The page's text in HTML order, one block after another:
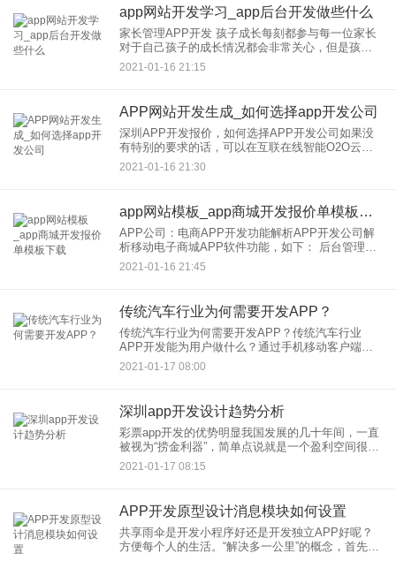
app网站开发学习_app后台开发做些什么
家长管理APP开发 孩子成长每刻都参与每一位家长
对于自己孩子的成长情况都会非常关心，但是孩子
的学习状态未必可以时刻跟进，工作压力和孩子成
长的压力掺杂在一起，不少家长都找不着北。主要
2021-01-16 21:15
APP网站开发生成_如何选择app开发公司
深圳APP开发报价，如何选择APP开发公司如果没
有特别的要求的话，可以在互联在线智能O2O云平
台上生成一个APP，选择相应的套餐，2880元起
的，一键就可以生成安卓、IOS和微商城了，挺方便
2021-01-16 21:30
app网站模板_app商城开发报价单模板下载
APP公司：电商APP开发功能解析APP开发公司解
析移动电子商城APP软件功能，如下： 后台管理系
统：商品展示体系，其他辅助功能，会员及支付体
系。 商品发布系统：商品列表、商品展示、商品描
2021-01-16 21:45
传统汽车行业为何需要开发APP？
传统汽车行业为何需要开发APP？传统汽车行业
APP开发能为用户做什么？通过手机移动客户端，
新车资讯、二手车信息等，并可以通过客户端随时
随地与4S店客服人员沟通，传统汽车行业APP前
2021-01-17 08:00
深圳app开发设计趋势分析
彩票app开发的优势明显我国发展的几十年间，一直
被视为“捞金利器”，简单点说就是一个盈利空间很大
的行业。监管也越发严格， 在仅售之前，销售终端
也发生了深刻的变化。随着技术不断升级，通过禁
2021-01-17 08:15
APP开发原型设计消息模块如何设置
共享雨伞是开发小程序好还是开发独立APP好呢？
方便每个人的生活。“解决多一公里”的概念，首先给